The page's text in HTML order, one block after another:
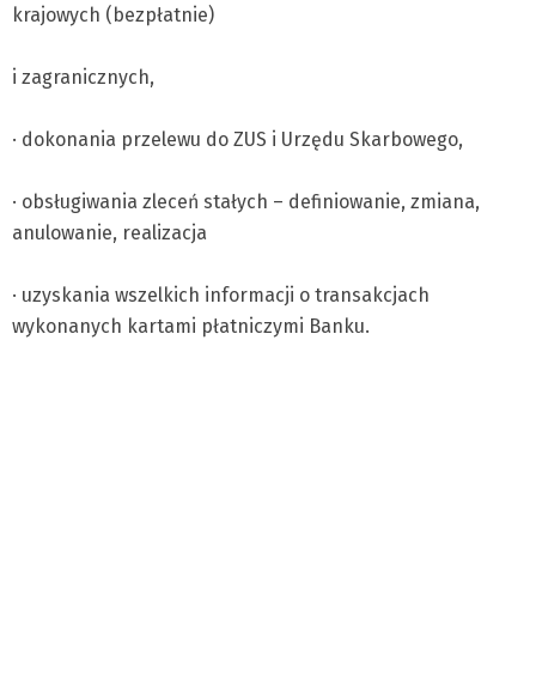
krajowych (bezpłatnie)
i zagranicznych,
· dokonania przelewu do ZUS i Urzędu Skarbowego,
· obsługiwania zleceń stałych – definiowanie, zmiana,
anulowanie, realizacja
· uzyskania wszelkich informacji o transakcjach
wykonanych kartami płatniczymi Banku.